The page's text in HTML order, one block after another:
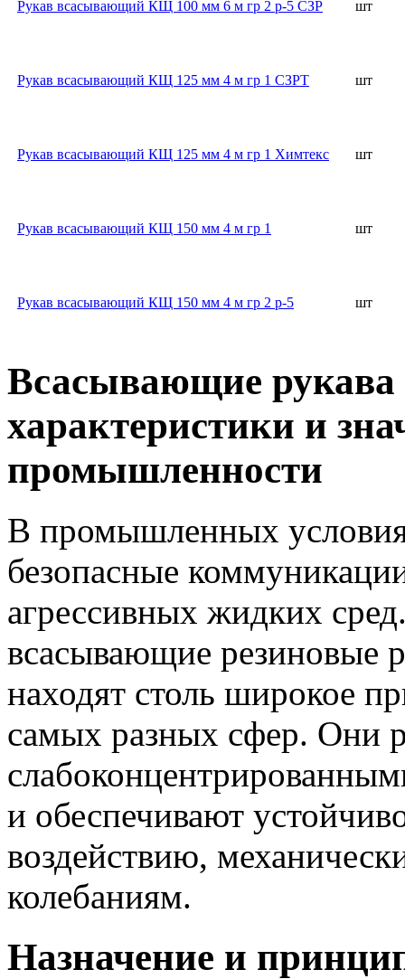
Рукав всасывающий КЩ 100 мм 6 м гр 2 р-5 СЗР шт
Рукав всасывающий КЩ 125 мм 4 м гр 1 СЗРТ шт
Рукав всасывающий КЩ 125 мм 4 м гр 1 Химтекс шт
Рукав всасывающий КЩ 150 мм 4 м гр 1 шт
Рукав всасывающий КЩ 150 мм 4 м гр 2 р-5 шт
Всасывающие
характеристики и
промышленности
В промышленных
безопасные
агрессивных жидких
всасывающие
находят столь широкое
самых разных сфер. Они
и обеспечивают
воздействию,
колебаниям.
Назначение и